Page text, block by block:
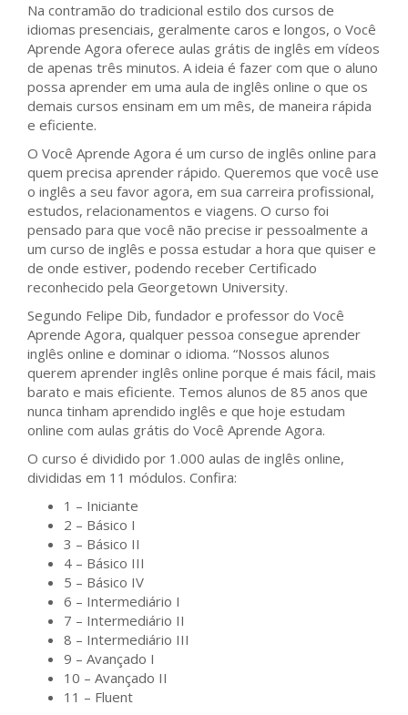
Na contramão do tradicional estilo dos cursos de
idiomas presenciais, geralmente caros e longos, o Você
Aprende Agora oferece aulas grátis de inglês em vídeos
de apenas três minutos. A ideia é fazer com que o aluno
possa aprender em uma aula de inglês online o que os
demais cursos ensinam em um mês, de maneira rápida
e eficiente.
O Você Aprende Agora é um curso de inglês online para
quem precisa aprender rápido. Queremos que você use
o inglês a seu favor agora, em sua carreira profissional,
estudos, relacionamentos e viagens. O curso foi
pensado para que você não precise ir pessoalmente a
um curso de inglês e possa estudar a hora que quiser e
de onde estiver, podendo receber Certificado
reconhecido pela Georgetown University.
Segundo Felipe Dib, fundador e professor do Você
Aprende Agora, qualquer pessoa consegue aprender
inglês online e dominar o idioma. “Nossos alunos
querem aprender inglês online porque é mais fácil, mais
barato e mais eficiente. Temos alunos de 85 anos que
nunca tinham aprendido inglês e que hoje estudam
online com aulas grátis do Você Aprende Agora.
O curso é dividido por 1.000 aulas de inglês online,
divididas em 11 módulos. Confira:
1 – Iniciante
2 – Básico I
3 – Básico II
4 – Básico III
5 – Básico IV
6 – Intermediário I
7 – Intermediário II
8 – Intermediário III
9 – Avançado I
10 – Avançado II
11 – Fluent